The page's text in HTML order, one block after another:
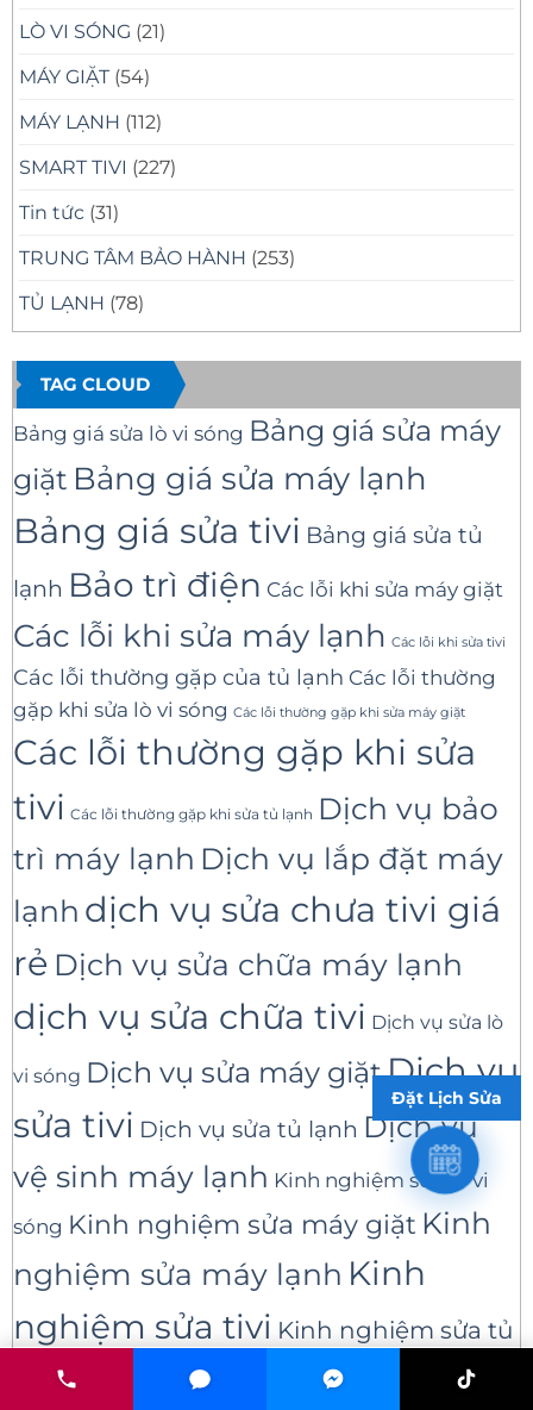
LÒ VI SÓNG (21)
MÁY GIẶT (54)
MÁY LẠNH (112)
SMART TIVI (227)
Tin tức (31)
TRUNG TÂM BẢO HÀNH (253)
TỦ LẠNH (78)
TAG CLOUD
Bảng giá sửa lò vi sóng Bảng giá sửa máy
giặt Bảng giá sửa máy lạnh
Bảng giá sửa tivi Bảng giá sửa tủ
lạnh Bảo trì điện Các lỗi khi sửa máy giặt
Các lỗi khi sửa máy lạnh Các lỗi khi sửa tivi
Các lỗi thường gặp của tủ lạnh Các lỗi thường
gặp khi sửa lò vi sóng Các lỗi thường gặp khi sửa máy giặt
Các lỗi thường gặp khi sửa
tivi Các lỗi thường gặp khi sửa tủ lạnh Dịch vụ bảo
trì máy lạnh Dịch vụ lắp đặt máy
lạnh dịch vụ sửa chưa tivi giá
rẻ Dịch vụ sửa chữa máy lạnh
dịch vụ sửa chữa tivi Dịch vụ sửa lò
vi sóng Dịch vụ sửa máy giặtDịch vụ
sửa tivi Dịch vụ sửa tủ lạnh Dịch vụ
vệ sinh máy lạnh Kinh nghiệm sửa lò vi
sóng Kinh nghiệm sửa máy giặt Kinh
nghiệm sửa máy lạnh Kinh
nghiệm sửa tivi Kinh nghiệm sửa tủ
lạnh lò vi sóng máy giat máy lạnh
Đặt Lịch Sửa